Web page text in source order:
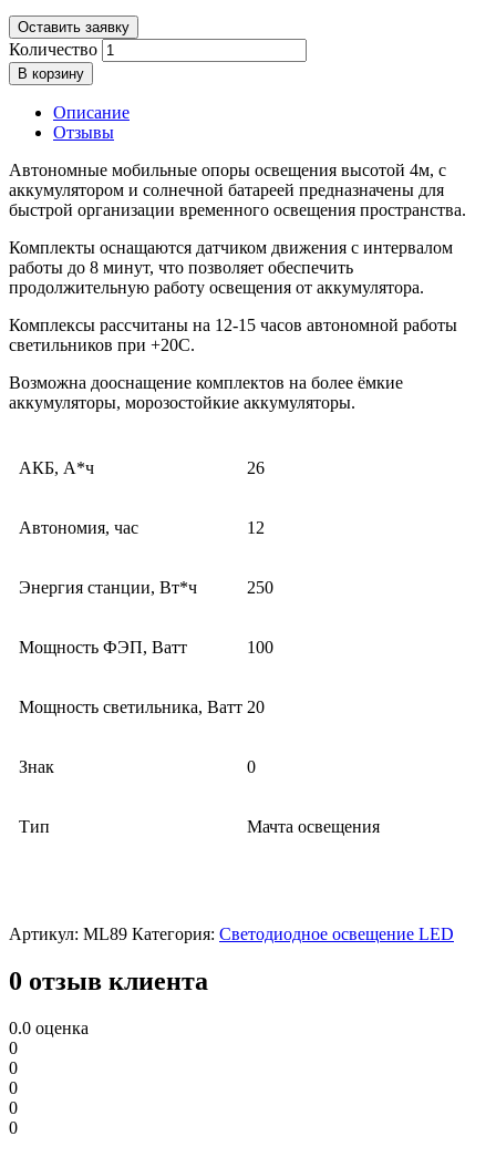
Оставить заявку
Количество
В корзину
Описание
Отзывы
Автономные мобильные опоры освещения высотой 4м, с
аккумулятором и солнечной батареей предназначены для
быстрой организации временного освещения пространства.
Комплекты оснащаются датчиком движения с интервалом
работы до 8 минут, что позволяет обеспечить
продолжительную работу освещения от аккумулятора.
Комплексы рассчитаны на 12-15 часов автономной работы
светильников при +20С.
Возможна дооснащение комплектов на более ёмкие
аккумуляторы, морозостойкие аккумуляторы.
АКБ, А*ч 26
Автономия, час 12
Энергия станции, Вт*ч 250
Мощность ФЭП, Ватт 100
Мощность светильника, Ватт 20
Знак 0
Тип Мачта освещения
Артикул: ML89 Категория: Светодиодное освещение LED
0 отзыв клиента
0.0 оценка
0
0
0
0
0